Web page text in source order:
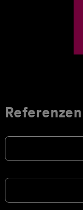
Referenzen